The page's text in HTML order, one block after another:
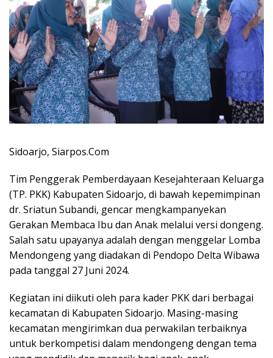
Sidoarjo, Siarpos.Com
Tim Penggerak Pemberdayaan Kesejahteraan Keluarga
(TP. PKK) Kabupaten Sidoarjo, di bawah kepemimpinan
dr. Sriatun Subandi, gencar mengkampanyekan
Gerakan Membaca Ibu dan Anak melalui versi dongeng.
Salah satu upayanya adalah dengan menggelar Lomba
Mendongeng yang diadakan di Pendopo Delta Wibawa
pada tanggal 27 Juni 2024.
Kegiatan ini diikuti oleh para kader PKK dari berbagai
kecamatan di Kabupaten Sidoarjo. Masing-masing
kecamatan mengirimkan dua perwakilan terbaiknya
untuk berkompetisi dalam mendongeng dengan tema